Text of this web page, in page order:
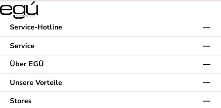
Service-Hotline
Service
Über EGÜ
Unsere Vorteile
Stores